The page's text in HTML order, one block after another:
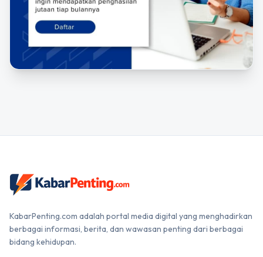
KabarPenting.com adalah portal media digital yang menghadirkan
berbagai informasi, berita, dan wawasan penting dari berbagai
bidang kehidupan.